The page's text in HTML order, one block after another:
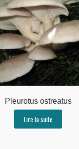
Pleurotus ostreatus
Lire la suite